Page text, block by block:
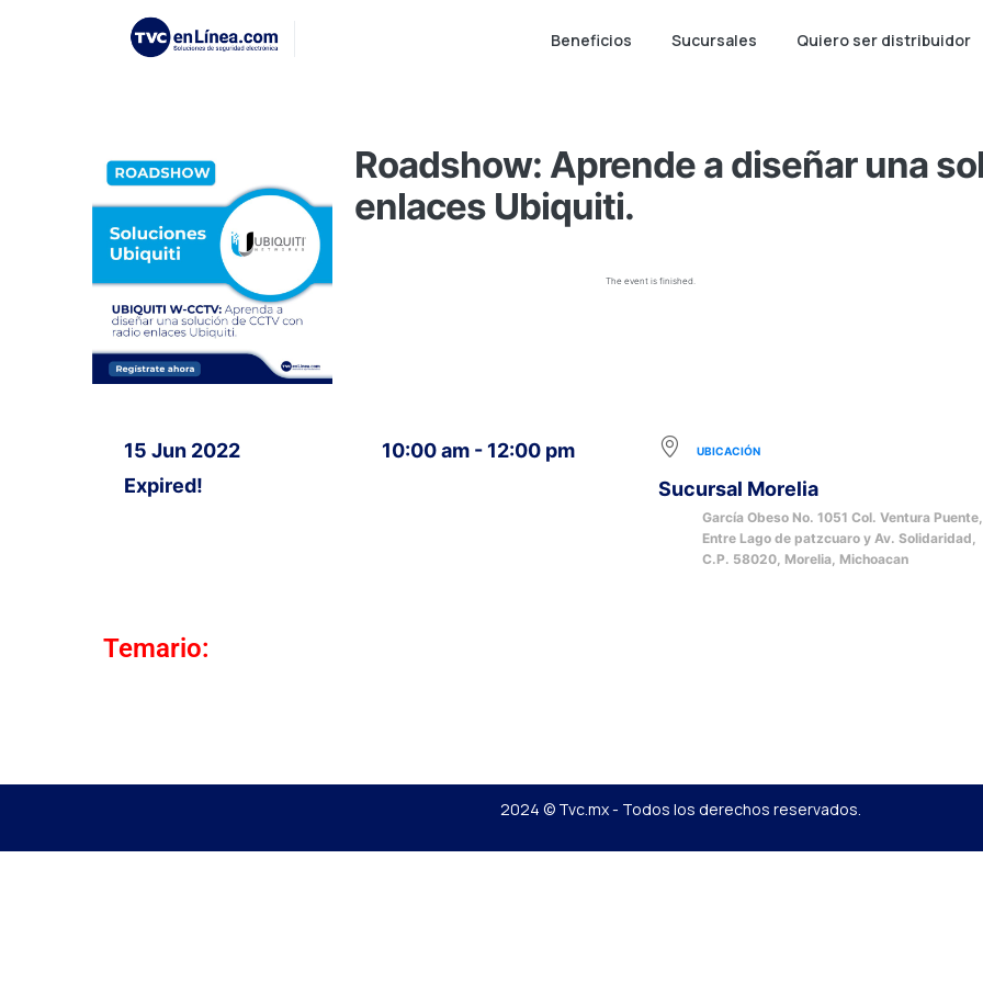
Beneficios Sucursales Quiero ser distribuidor
Roadshow: Aprende a diseñar una
enlaces Ubiquiti.
The event is finished.
15 Jun 2022
Expired!
10:00 am - 12:00 pm UBICACIÓN
Sucursal Morelia
García Obeso No. 1051 Col. Ventura Puente,
Entre Lago de patzcuaro y Av. Solidaridad,
C.P. 58020, Morelia, Michoacan
Temario:
2024 © Tvc.mx - Todos los derechos reservados.